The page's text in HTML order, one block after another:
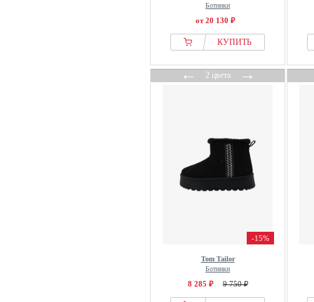
Ботинки
от 20 130 ₽
КУПИТЬ
←2 цвета→
-15%
Tom Tailor
Ботинки
8 285 ₽ 9 750 ₽